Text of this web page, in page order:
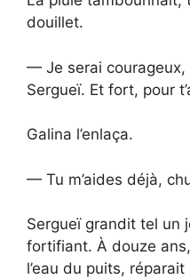
douillet.
— Je serai courageux,
Sergueï. Et fort, pour
Galina l’enlaça.
— Tu m’aides déjà,
Sergueï grandit tel un
fortifiant. À douze
l’eau du puits,